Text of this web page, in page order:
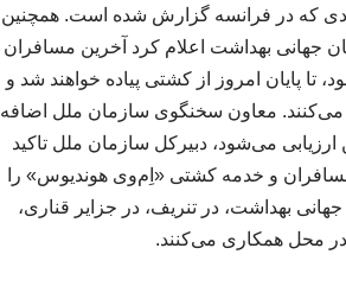
جمله آخرین موردی که در فرانسه گزارش شده است. همچنین
جهانی بهداشت اعلام کرد آخرین مسافران
پایان امروز از کشتی پیاده خواهند شد و
می‌کنند. معاون سخنگوی سازمان ملل اضافه
می‌شود، دبیرکل سازمان ملل تاکید
مسافران و خدمه کشتی «اِم‌وی هوندیوس» را
از ۸ نفر از کارکنان سازمان جهانی بهداشت، در تنریف، در جزایر قناری،
در محل همکاری می‌کنند.